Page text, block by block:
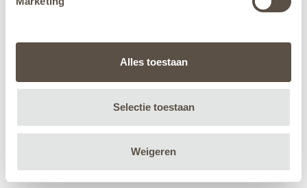
Alles toestaan
Selectie toestaan
Weigeren